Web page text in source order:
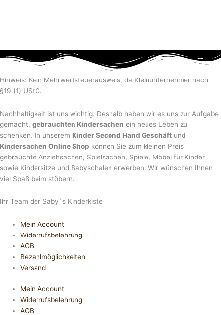
Hinweis: Kein Mehrwertsteuerausweis, da Kleinunternehmer nach
§19 (1) UStG.
Nachhaltigkeit ist uns wichtig. Deshalb haben wir es uns zur Aufgabe
gemacht, gebrauchten Kindersachen ein neues Leben zu
schenken. In unserem Kinder Second Hand Geschäft und
Kindersachen Online Shop können Sie zum kleinen Preis
gebrauchte Anziehsachen, Spiel­sachen, Spiele, Möbel für Kinder
sowie Kindersitze und Babyschalen erwerben. Wir wünschen Ihnen
viel Spaß beim stöbern.
Ihr Team der Saby´s Kinderkiste
Mein Account
Widerrufsbelehrung
AGB
Bezahlmöglichkeiten
Versand
Mein Account
Widerrufsbelehrung
AGB